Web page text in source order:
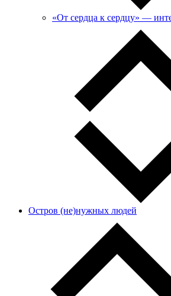
«От сердца к сердцу» —
Остров (не)нужных людей